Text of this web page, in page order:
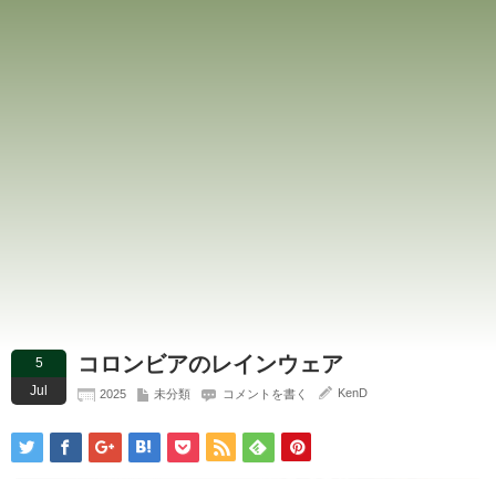
5
Jul
コロンビアのレインウェア
2025 未分類 コメントを書く KenD